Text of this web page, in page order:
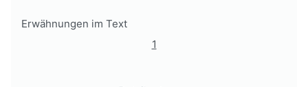
Erwähnungen im Text
1